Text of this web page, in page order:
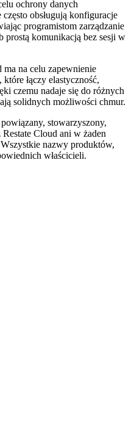
ochrony danych
obsługują konfiguracje
programistom zarządzanie
prostą komunikacją bez sesji w
na celu zapewnienie
łączy elastyczność,
czemu nadaje się do różnych
solidnych możliwości chmur.
stowarzyszony,
Cloud ani w żaden
nazwy produktów,
właścicieli.